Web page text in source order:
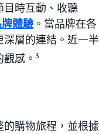
目時互動、收聽
體驗。當品牌在各
層的連結。近一半
感。 3
購物旅程，並根據